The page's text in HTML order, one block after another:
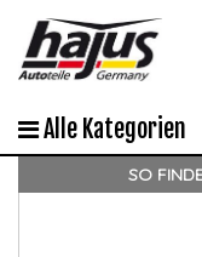
Alle Kategorien
SO